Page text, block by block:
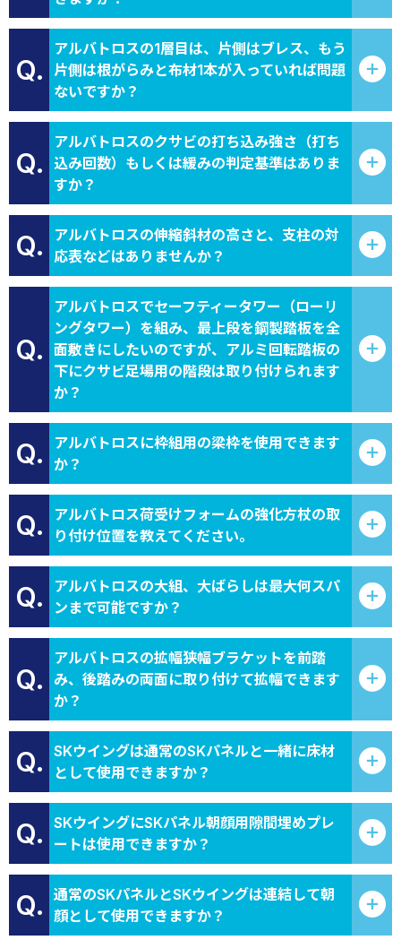
Q.
アルバトロスの1層目は、片側はブレス、もう
片側は根がらみと布材1本が入っていれば問題
ないですか？
Q.
アルバトロスのクサビの打ち込み強さ（打ち
込み回数）もしくは緩みの判定基準はありま
すか？
Q.
アルバトロスの伸縮斜材の高さと、支柱の対
応表などはありませんか？
Q.
アルバトロスでセーフティータワー（ローリ
ングタワー）を組み、最上段を鋼製踏板を全
面敷きにしたいのですが、アルミ回転踏板の
下にクサビ足場用の階段は取り付けられます
か？
Q.
アルバトロスに枠組用の梁枠を使用できます
か？
Q.
アルバトロス荷受けフォームの強化方杖の取
り付け位置を教えてください。
Q.
アルバトロスの大組、大ばらしは最大何スパ
ンまで可能ですか？
Q.
アルバトロスの拡幅狭幅ブラケットを前踏
み、後踏みの両面に取り付けて拡幅できます
か？
Q.
SKウイングは通常のSKパネルと一緒に床材
として使用できますか？
Q.
SKウイングにSKパネル朝顔用隙間埋めプレ
ートは使用できますか？
Q.
通常のSKパネルとSKウイングは連結して朝
顔として使用できますか？